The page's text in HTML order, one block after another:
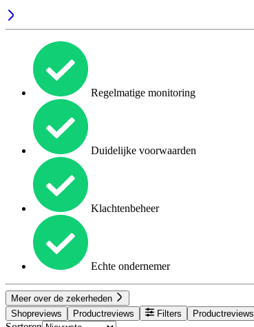
Regelmatige monitoring
Duidelijke voorwaarden
Klachtenbeheer
Echte ondernemer
Meer over de zekerheden
Shopreviews
Productreviews Filters Productreviews